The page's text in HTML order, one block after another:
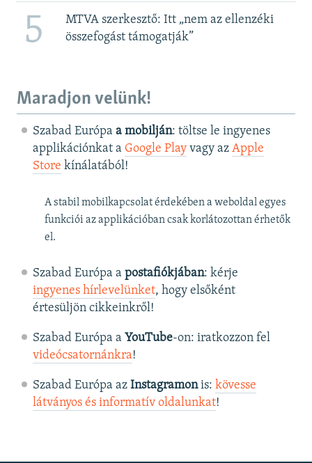
5
MTVA szerkesztő: Itt „nem az ellenzéki
összefogást támogatják”
Maradjon velünk!
Szabad Európa a mobilján: töltse le ingyenes
applikációnkat a Google Playvagy az Apple
Store kínálatából!
A stabil mobilkapcsolat érdekében a weboldal egyes
funkciói az applikációban csak korlátozottan érhetők
el.
Szabad Európa a postafiókjában: kérje
ingyenes hírlevelünket, hogy elsőként
értesüljön cikkeinkről!
Szabad Európa a YouTube-on: iratkozzon fel
videócsatornánkra!
Szabad Európa az Instagramonis: kövesse
látványos és informatív oldalunkat! ​